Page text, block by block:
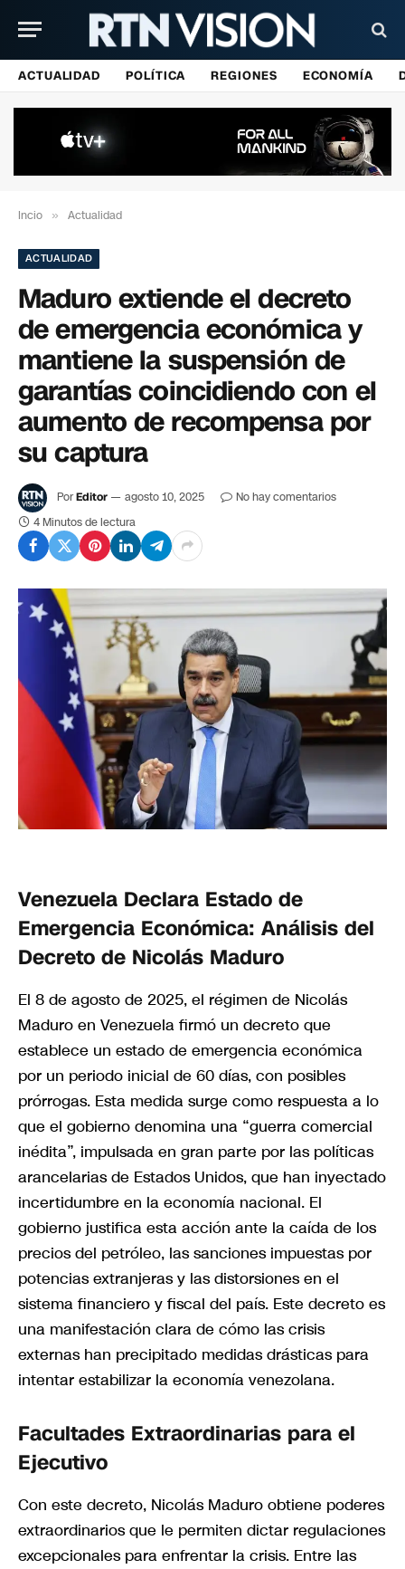
ACTUALIDAD POLÍTICA REGIONES ECONOMÍA
Incio » Actualidad
ACTUALIDAD
Maduro extiende el decreto
de emergencia económica y
mantiene la suspensión de
garantías coincidiendo con el
aumento de recompensa por
su captura
PorEditor agosto 10, 2025
No hay comentarios
4 Minutos de lectura
Venezuela Declara Estado de
Emergencia Económica: Análisis del
Decreto de Nicolás Maduro
El 8 de agosto de 2025, el régimen de Nicolás
Maduro en Venezuela firmó un decreto que
establece un estado de emergencia económica
por un periodo inicial de 60 días, con posibles
prórrogas. Esta medida surge como respuesta a lo
que el gobierno denomina una “guerra comercial
inédita”, impulsada en gran parte por las políticas
arancelarias de Estados Unidos, que han inyectado
incertidumbre en la economía nacional. El
gobierno justifica esta acción ante la caída de los
precios del petróleo, las sanciones impuestas por
potencias extranjeras y las distorsiones en el
sistema financiero y fiscal del país. Este decreto es
una manifestación clara de cómo las crisis
externas han precipitado medidas drásticas para
intentar estabilizar la economía venezolana.
Facultades Extraordinarias para el
Ejecutivo
Con este decreto, Nicolás Maduro obtiene poderes
extraordinarios que le permiten dictar regulaciones
excepcionales para enfrentar la crisis. Entre las